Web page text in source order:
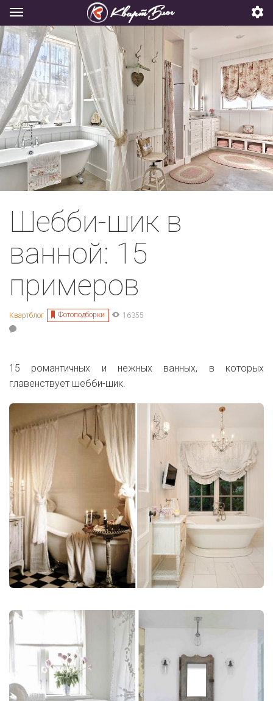
Шебби-шик в
ванной: 15
примеров
Квартблог Фотоподборки 16355
15 романтичных и нежных ванных, в которых
главенствует шебби-шик.